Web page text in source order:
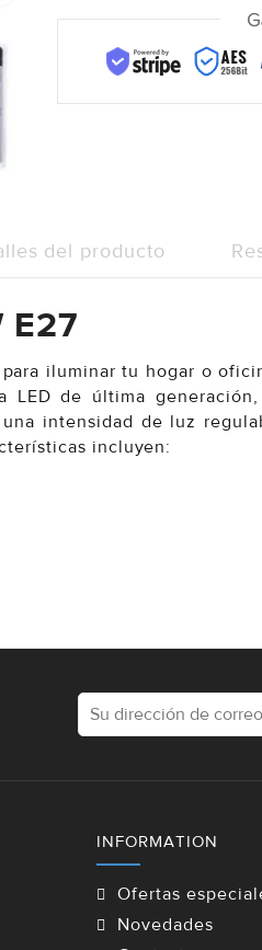
del producto
E27
iluminar tu hogar o
LED de última
intensidad de luz
incluyen:
INFORMATION
Ofertas
Novedades